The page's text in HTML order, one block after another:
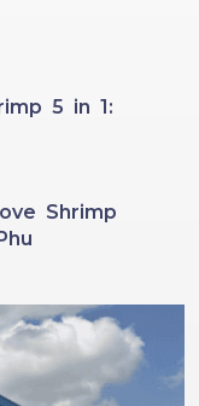
5 in 1:
Shrimp